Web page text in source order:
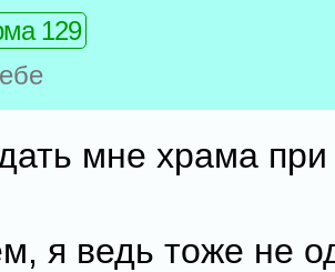
129
мне храма
я ведь тоже не